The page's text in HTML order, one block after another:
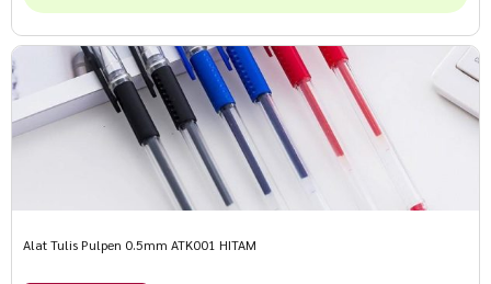
Alat Tulis Pulpen 0.5mm ATK001 HITAM